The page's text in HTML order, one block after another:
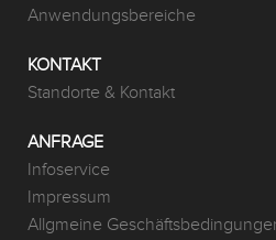
Anwendungsbereiche
KONTAKT
Standorte & Kontakt
ANFRAGE
Infoservice
Impressum
Allgmeine